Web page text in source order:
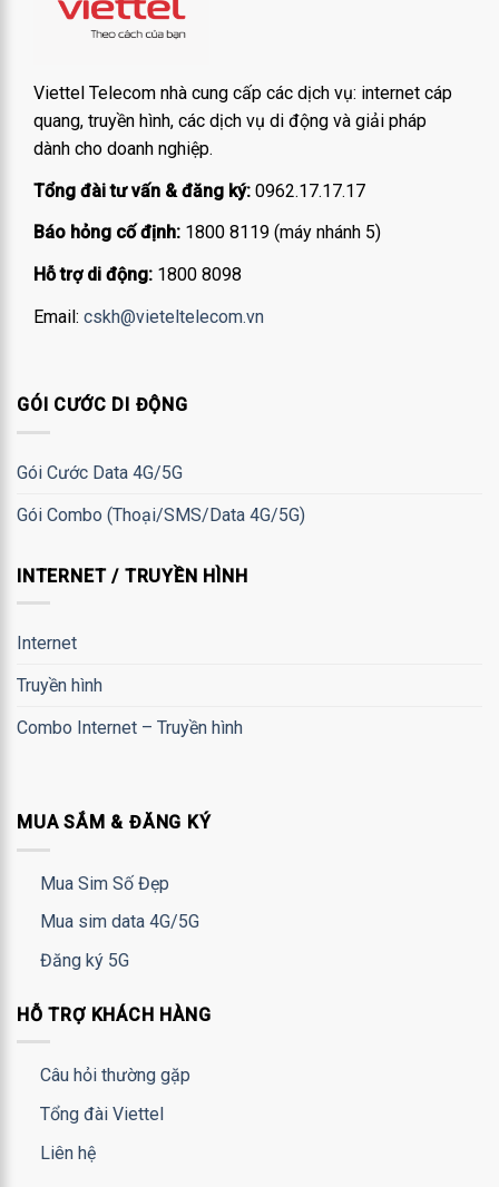
Viettel Telecom nhà cung cấp các dịch vụ: internet cáp
quang, truyền hình, các dịch vụ di động và giải pháp
dành cho doanh nghiệp.
Tổng đài tư vấn & đăng ký: 0962.17.17.17
Báo hỏng cố định: 1800 8119 (máy nhánh 5)
Hỗ trợ di động: 1800 8098
Email: cskh@vieteltelecom.vn
GÓI CƯỚC DI ĐỘNG
Gói Cước Data 4G/5G
Gói Combo (Thoại/SMS/Data 4G/5G)
INTERNET / TRUYỀN HÌNH
Internet
Truyền hình
Combo Internet – Truyền hình
MUA SẮM & ĐĂNG KÝ
Mua Sim Số Đẹp
Mua sim data 4G/5G
Đăng ký 5G
HỖ TRỢ KHÁCH HÀNG
Câu hỏi thường gặp
Tổng đài Viettel
Liên hệ